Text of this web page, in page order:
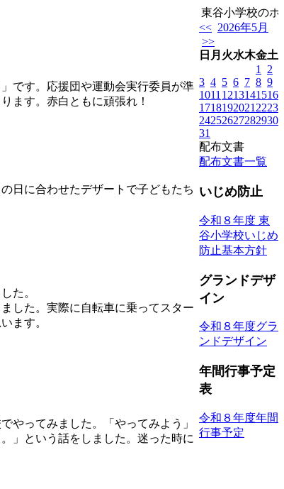
東谷小学校のホ
です。応援団や運動会実行委員が準
ます。赤白ともに頑張れ！
日に合わせたデザートで子どもたち
た。
した。実際に自転車に乗ってスター
ます。
やってみました。「やってみよう」
」という話をしました。迷った時に
<< 2026年5月
>>
日 月 火水木金土
1
2
3 4 5 6 7 8 9
1011 1213141516
1718192021 2223
24252627282930
31
配布文書
配布文書一覧
いじめ防止
令和８年度 東
谷小学校いじめ
防止基本方針
グランドデザ
イン
令和８年度グラ
ンドデザイン
年間行事予定
表
令和８年度年間
行事予定